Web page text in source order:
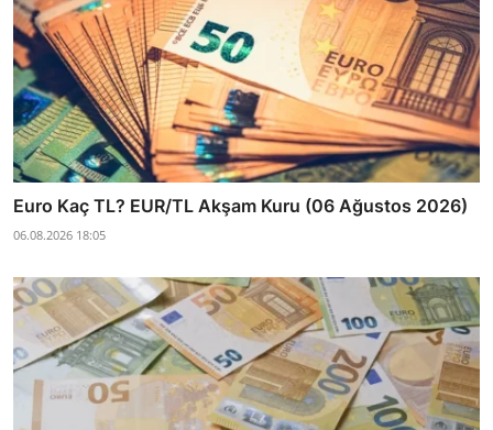
Euro Kaç TL? EUR/TL Akşam Kuru (06 Ağustos 2026)
06.08.2026 18:05